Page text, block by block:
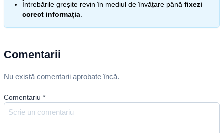
Întrebările greșite revin în mediul de învățare până fixezi
corect informația
Comentarii
Nu există comentarii aprobate încă.
Comentariu *